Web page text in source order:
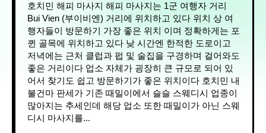
호치민 해피 마사지 해피 마사지는 1군 여행자 거리
Bui Vien (부이비엔) 거리에 위치하고 있다 위치 상 여
행자들이 방문하기 가장 좋은 위치 이며 정확하게는 포
퀸 골목에 위치하고 있다 낮 시간엔 한적한 도로이고
저녁에는 근처 클럽과 펍 및 술집을 구경하며 걸어와도
좋은 거리이다 업소 자체가 굉장히 큰 규모로 되어 있
어서 찾기도 쉽고 방문하기가 좋은 위치이다 호치민 내
불건마 판세가 기존 때밀이에서 슬슬 스웨디시 업종이
많아지는 추세인데 해당 업소 또한 때밀이가 아닌 스웨
디시 마사지를...